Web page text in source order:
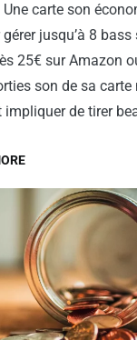
carte son
jusqu’à 8 bass
25€ sur Amazon
son de sa carte
impliquer de tirer